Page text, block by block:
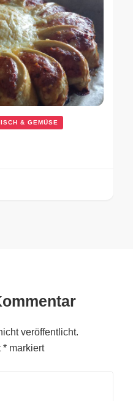
& GEMÜSE
veröffentlicht.
* markiert